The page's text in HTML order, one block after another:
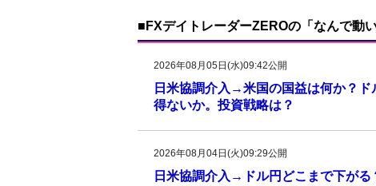
■FXデイトレーダーZEROの「なんで動
2026年08月05日(水)09:42公開
日米協調介入→米国の国益は何か？
得ないか。投資戦略は？
2026年08月04日(火)09:29公開
日米協調介入→ドル円どこまで下が